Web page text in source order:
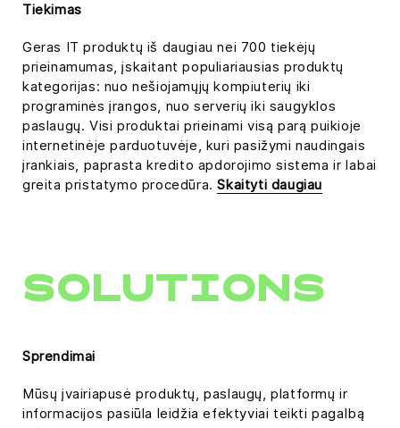
Tiekimas
Geras IT produktų iš daugiau nei 700 tiekėjų
prieinamumas, įskaitant populiariausias produktų
kategorijas: nuo nešiojamųjų kompiuterių iki
programinės įrangos, nuo serverių iki saugyklos
paslaugų. Visi produktai prieinami visą parą puikioje
internetinėje parduotuvėje, kuri pasižymi naudingais
įrankiais, paprasta kredito apdorojimo sistema ir labai
greita pristatymo procedūra.Skaityti daugiau
SOLUTIONS
Sprendimai
Mūsų įvairiapusė produktų, paslaugų, platformų ir
informacijos pasiūla leidžia efektyviai teikti pagalbą